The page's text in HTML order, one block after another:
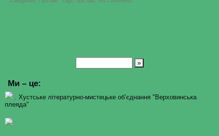
Ми – це:
. Хустське літературно-мистецьке об’єднання "Верховинська
плеяда"